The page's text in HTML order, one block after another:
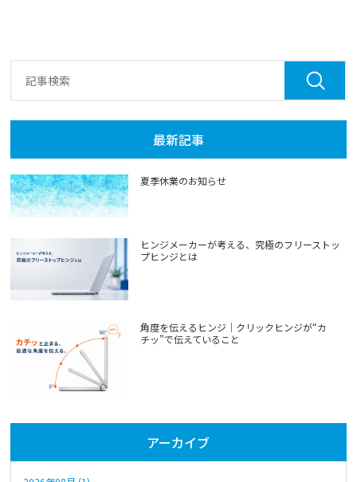
最新記事
夏季休業のお知らせ
ヒンジメーカーが考える、究極のフリーストッ
プヒンジとは
角度を伝えるヒンジ｜クリックヒンジが“カ
チッ”で伝えていること
アーカイブ